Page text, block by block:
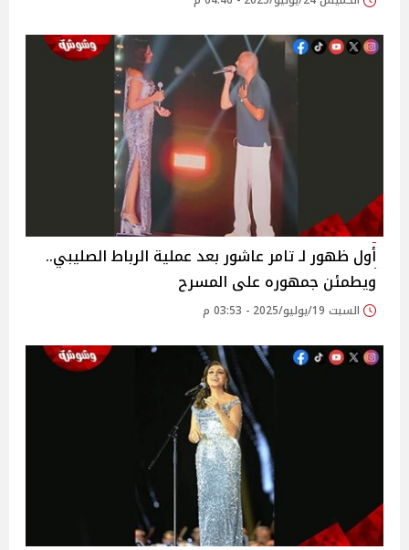
أول ظهور لـ تامر عاشور بعد عملية الرباط الصليبي..
ويطمئن جمهوره على المسرح‎
السبت 19/يوليو/2025 - 03:53 م